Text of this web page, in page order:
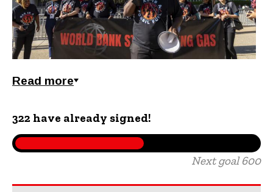
Read more
322 have already signed!
Next goal 600